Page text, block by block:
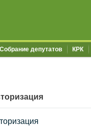
Собрание депутатов КРК